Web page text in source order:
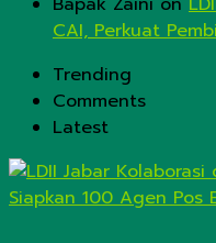
CAI, Perkuat
Trending
Comments
Latest